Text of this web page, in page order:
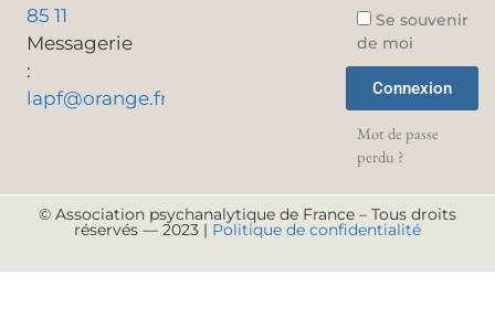
85 11
Messagerie
:
lapf@orange.fr
Se souvenir
de moi
Connexion
Mot de passe
perdu ?
© Association psychanalytique de France – Tous droits
réservés — 2023 | Politique de confidentialité